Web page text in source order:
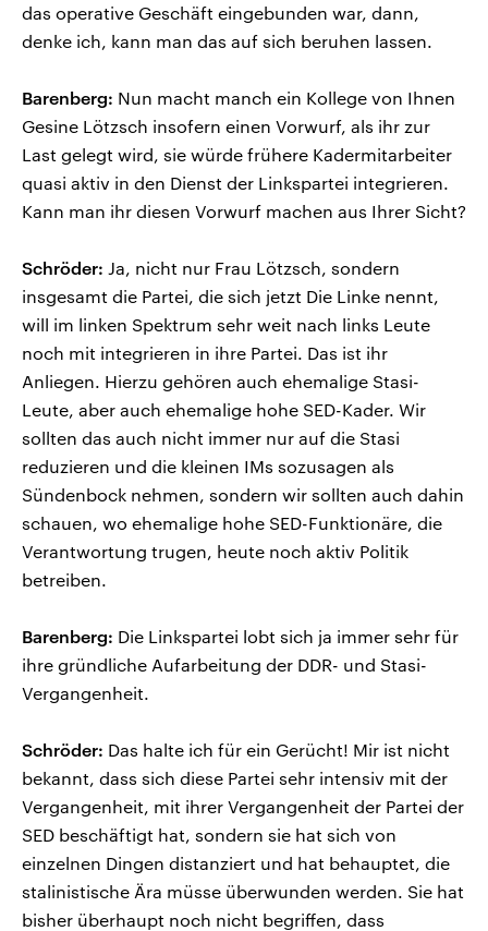
das operative Geschäft eingebunden war, dann,
denke ich, kann man das auf sich beruhen lassen.
Barenberg: Nun macht manch ein Kollege von Ihnen
Gesine Lötzsch insofern einen Vorwurf, als ihr zur
Last gelegt wird, sie würde frühere Kadermitarbeiter
quasi aktiv in den Dienst der Linkspartei integrieren.
Kann man ihr diesen Vorwurf machen aus Ihrer Sicht?
Schröder: Ja, nicht nur Frau Lötzsch, sondern
insgesamt die Partei, die sich jetzt Die Linke nennt,
will im linken Spektrum sehr weit nach links Leute
noch mit integrieren in ihre Partei. Das ist ihr
Anliegen. Hierzu gehören auch ehemalige Stasi-
Leute, aber auch ehemalige hohe SED-Kader. Wir
sollten das auch nicht immer nur auf die Stasi
reduzieren und die kleinen IMs sozusagen als
Sündenbock nehmen, sondern wir sollten auch dahin
schauen, wo ehemalige hohe SED-Funktionäre, die
Verantwortung trugen, heute noch aktiv Politik
betreiben.
Barenberg: Die Linkspartei lobt sich ja immer sehr für
ihre gründliche Aufarbeitung der DDR- und Stasi-
Vergangenheit.
Schröder: Das halte ich für ein Gerücht! Mir ist nicht
bekannt, dass sich diese Partei sehr intensiv mit der
Vergangenheit, mit ihrer Vergangenheit der Partei der
SED beschäftigt hat, sondern sie hat sich von
einzelnen Dingen distanziert und hat behauptet, die
stalinistische Ära müsse überwunden werden. Sie hat
bisher überhaupt noch nicht begriffen, dass